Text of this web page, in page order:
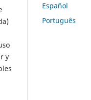
y
Español
Português